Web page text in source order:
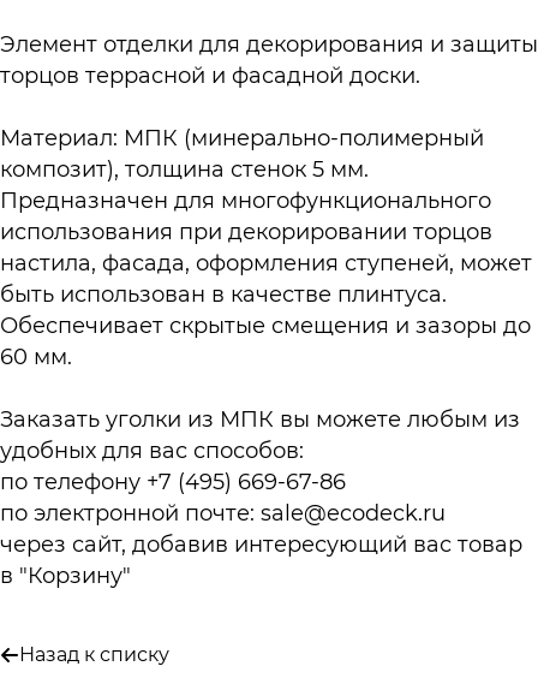
Элемент отделки для декорирования и защиты
торцов террасной и фасадной доски.
Материал: МПК (минерально-полимерный
композит), толщина стенок 5 мм.
Предназначен для многофункционального
использования при декорировании торцов
настила, фасада, оформления ступеней, может
быть использован в качестве плинтуса.
Обеспечивает скрытые смещения и зазоры до
60 мм.
Заказать уголки из МПК вы можете любым из
удобных для вас способов:
по телефону +7 (495) 669-67-86
по электронной почте: sale@ecodeck.ru
через сайт, добавив интересующий вас товар
в "Корзину"
Назад к списку